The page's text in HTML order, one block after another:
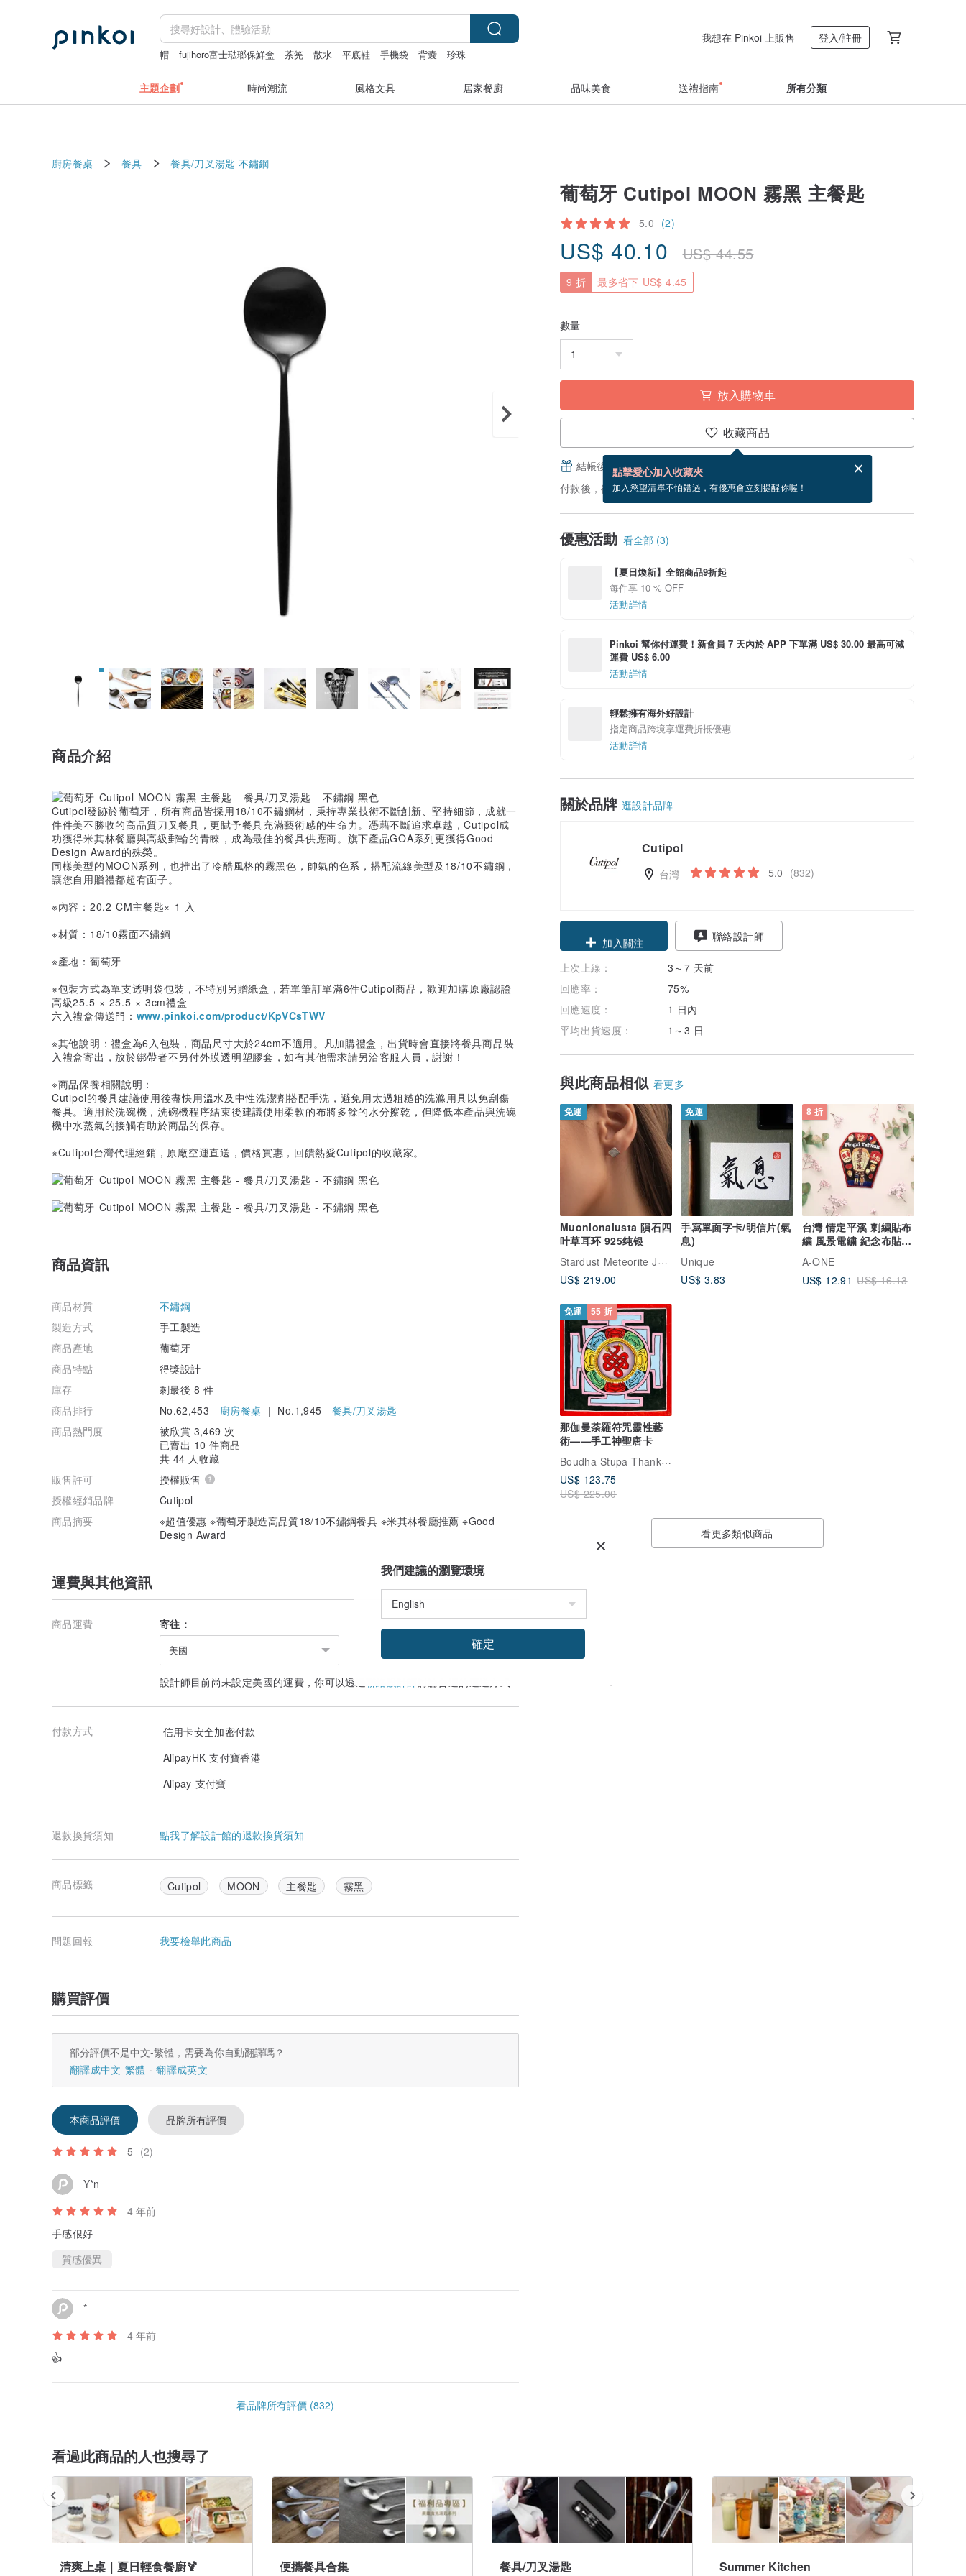
帽 fujihoro富士琺瑯保鮮盒 茶筅 散水 平底鞋 手機袋 背囊 珍珠
我想在 Pinkoi 上販售 登入/註冊
主題企劃 時尚潮流 風格文具 居家餐廚 品味美食 送禮指南 所有分類
廚房餐桌 餐具 餐具/刀叉湯匙 不鏽鋼
葡萄牙 Cutipol MOON 霧黑 主餐匙
5.0 (2)
US$ 40.10 US$44.55
9 折 最多省下 US$ 4.45
數量
放入購物車
收藏商品
點擊愛心加入收藏夾
加入慾望清單不怕錯過，有優惠會立刻提醒你喔！
結帳後填寫並分享，免費幫你寄送電子賀卡。
電子賀卡是什麼？
付款後，從備貨到寄出商品為 3 個工作天。（不包含假日）
優惠活動 看全部 (3)
【夏日煥新】全館商品9折起
每件享 10 % OFF
活動詳情
Pinkoi 幫你付運費！新會員 7 天內於 APP 下單滿 US$ 30.00 最高可減
運費 US$ 6.00
活動詳情
輕鬆擁有海外好設計
指定商品跨境享運費折抵優惠
活動詳情
關於品牌 逛設計品牌
Cutipol
台灣 5.0 (832)
領優惠券
加入關注
聯絡設計師
上次上線：
3～7 天前
回應率：
75%
回應速度：
1 日內
平均出貨速度：
1～3 日
與此商品相似 看更多
免運
Muonionalusta 隕石四
叶草耳环 925纯银
Stardust Meteorite Jewelry
US$ 219.00
免運
手寫單面字卡/明信片(氣
息)
Unique
US$ 3.83
8 折
台灣 情定平溪 刺繍貼布
繍 風景電繍 紀念布貼
裝飾貼 風景系列
A-ONE
US$ 12.91 US$ 16.13
免運 55 折
那伽曼荼羅符咒靈性藝
術——手工神聖唐卡
Boudha Stupa Thanka Centre
US$ 123.75
US$ 225.00
看更多類似商品
商品介紹
Cutipol發跡於葡萄牙，所有商品皆採用18/10不鏽鋼材，秉持專業技術不斷創新、堅持細節，成就一
件件美不勝收的高品質刀叉餐具，更賦予餐具充滿藝術感的生命力。憑藉不斷追求卓越，Cutipol成
功獲得米其林餐廳與高級郵輪的青睞，成為最佳的餐具供應商。旗下產品GOA系列更獲得Good
Design Award的殊榮。
同樣美型的MOON系列，也推出了冷酷風格的霧黑色，帥氣的色系，搭配流線美型及18/10不鏽鋼，
讓您自用贈禮都超有面子。
※內容：20.2 CM主餐匙× 1 入
※材質：18/10霧面不鏽鋼
※產地：葡萄牙
※包裝方式為單支透明袋包裝，不特別另贈紙盒，若單筆訂單滿6件Cutipol商品，歡迎加購原廠認證
高級25.5 × 25.5 × 3cm禮盒
六入禮盒傳送門： www.pinkoi.com/product/KpVCsTWV
※其他說明：禮盒為6入包裝，商品尺寸大於24cm不適用。凡加購禮盒，出貨時會直接將餐具商品裝
入禮盒寄出，放於綁帶者不另付外膜透明塑膠套，如有其他需求請另洽客服人員，謝謝！
※商品保養相關說明：
Cutipol的餐具建議使用後盡快用溫水及中性洗潔劑搭配手洗，避免用太過粗糙的洗滌用具以免刮傷
餐具。適用於洗碗機，洗碗機程序結束後建議使用柔軟的布將多餘的水分擦乾，但降低本產品與洗碗
機中水蒸氣的接觸有助於商品的保存。
※Cutipol台灣代理經銷，原廠空運直送，價格實惠，回饋熱愛Cutipol的收藏家。
商品資訊
商品材質
不鏽鋼
製造方式
手工製造
商品產地
葡萄牙
商品特點
得獎設計
庫存
剩最後 8 件
商品排行
No.62,453 - 廚房餐桌 | No.1,945 -餐具/刀叉湯匙
商品熱門度
被欣賞 3,469 次
已賣出 10 件商品
共 44 人收藏
販售許可
授權販售
授權經銷品牌
Cutipol
商品摘要
※超值優惠 ※葡萄牙製造高品質18/10不鏽鋼餐具 ※米其林餐廳推薦 ※Good
Design Award
運費與其他資訊
商品運費 寄往：
美國
設計師目前尚未設定美國的運費，你可以透過
付款方式
信用卡安全加密付款
AlipayHK 支付寶香港
Alipay 支付寶
退款換貨須知 點我了解設計館的退款換貨須知
商品標籤 Cutipol MOON 主餐匙 霧黑
問題回報 我要檢舉此商品
購買評價
部分評價不是中文-繁體，需要為你自動翻譯嗎？
翻譯成中文-繁體
翻譯成英文
本商品評價 品牌所有評價
5 (2)
Y*n
4 年前
手感佷好
質感優異
*
4 年前
👍
看品牌所有評價 (832)
看過此商品的人也搜尋了
清爽上桌｜夏日輕食餐廚🍹 便攜餐具合集 餐具/刀叉湯匙 Summer Kitchen
我們建議的瀏覽環境
確定